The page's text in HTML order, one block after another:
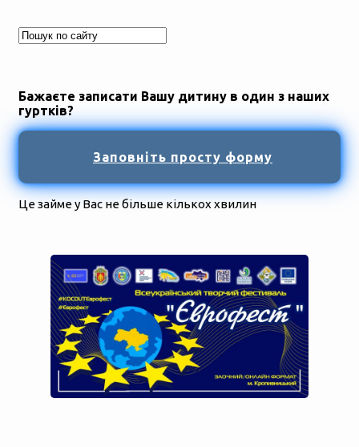
Бажаєте записати Вашу дитину в один з наших
гуртків?
Заповніть просту форму
Це займе у Вас не більше кількох хвилин